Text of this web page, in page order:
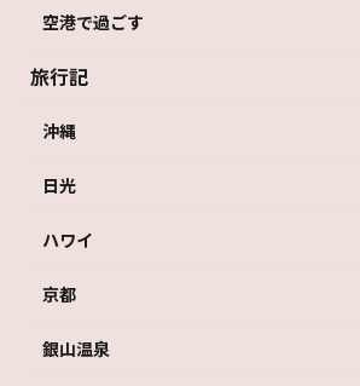
空港で過ごす
旅行記
沖縄
日光
ハワイ
京都
銀山温泉